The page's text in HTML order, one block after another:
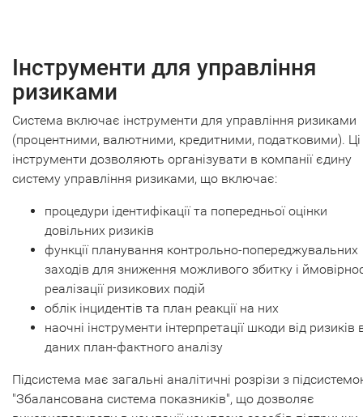
Інструменти для управління
ризиками
Система включає інструменти для управління ризиками
(процентними, валютними, кредитними, податковими). Ці
інструменти дозволяють організувати в компанії єдину
систему управління ризиками, що включає:
процедури ідентифікації та попередньої оцінки
довільних ризиків
функції планування контрольно-попереджувальних
заходів для зниження можливого збитку і
реалізації ризикових подій
облік інцидентів та план реакції на них
наочні інструменти інтерпретації шкоди від ризиків
даних план-фактного аналізу
Підсистема має загальні аналітичні розрізи з
"Збалансована система показників", що дозволяє